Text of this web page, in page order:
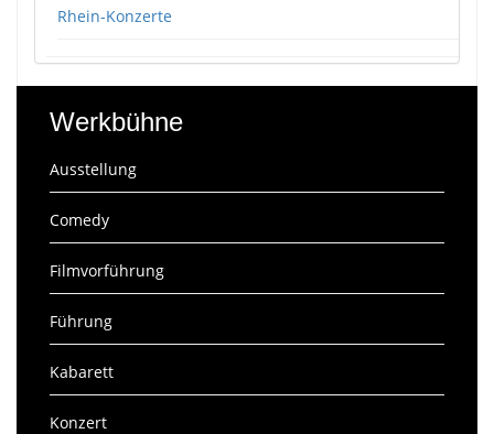
Rhein-Konzerte
Werkbühne
Ausstellung
Comedy
Filmvorführung
Führung
Kabarett
Konzert